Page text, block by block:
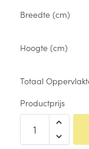
Breedte (cm)
Hoogte (cm)
Totaal
Productprijs